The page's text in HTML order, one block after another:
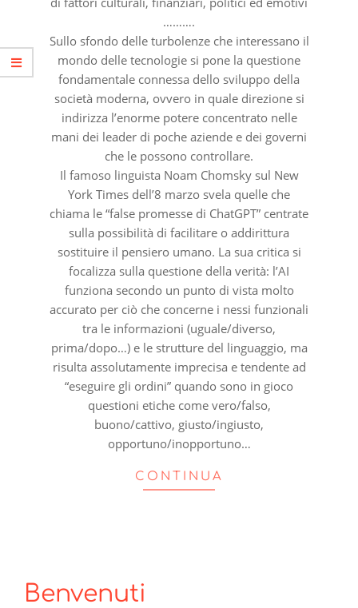
……….
Sullo sfondo delle turbolenze che interessano il
mondo delle tecnologie si pone la questione
fondamentale connessa dello sviluppo della
società moderna, ovvero in quale direzione si
indirizza l’enorme potere concentrato nelle
mani dei leader di poche aziende e dei governi
che le possono controllare.
Il famoso linguista Noam Chomsky sul New
York Times dell’8 marzo svela quelle che
chiama le “false promesse di ChatGPT” centrate
sulla possibilità di facilitare o addirittura
sostituire il pensiero umano. La sua critica si
focalizza sulla questione della verità: l’AI
funziona secondo un punto di vista molto
accurato per ciò che concerne i nessi funzionali
tra le informazioni (uguale/diverso,
prima/dopo…) e le strutture del linguaggio, ma
risulta assolutamente imprecisa e tendente ad
“eseguire gli ordini” quando sono in gioco
questioni etiche come vero/falso,
buono/cattivo, giusto/ingiusto,
opportuno/inopportuno…
CONTINUA
Benvenuti